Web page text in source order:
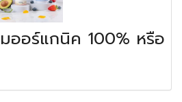
ออร์แกนิค 100% หรือ